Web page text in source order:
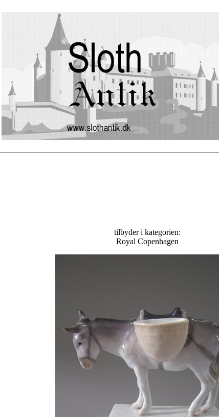
tilbyder i kategorien:
Royal Copenhagen